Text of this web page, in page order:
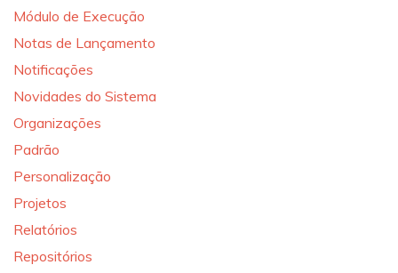
Módulo de Execução
Notas de Lançamento
Notificações
Novidades do Sistema
Organizações
Padrão
Personalização
Projetos
Relatórios
Repositórios